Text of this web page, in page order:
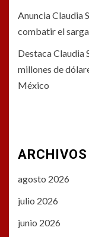
Anuncia Claudia
combatir el
Destaca Claudia
millones de
México
ARCHIVOS
agosto 2026
julio 2026
junio 2026